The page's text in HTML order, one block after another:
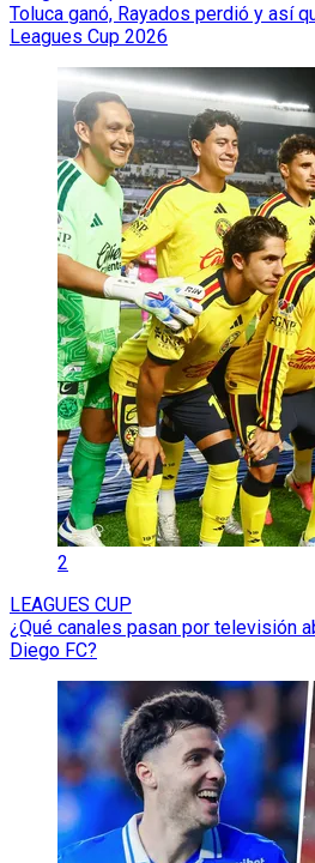
Toluca ganó, Rayados perdió y así
Leagues Cup 2026
2
LEAGUES CUP
¿Qué canales pasan por televisión
Diego FC?